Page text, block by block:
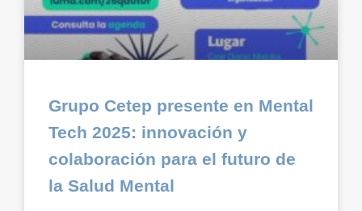
Grupo Cetep presente en Mental
Tech 2025: innovación y
colaboración para el futuro de
la Salud Mental